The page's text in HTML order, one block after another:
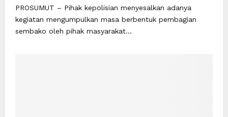
PROSUMUT – Pihak kepolisian menyesalkan adanya
kegiatan mengumpulkan masa berbentuk pembagian
sembako oleh pihak masyarakat...